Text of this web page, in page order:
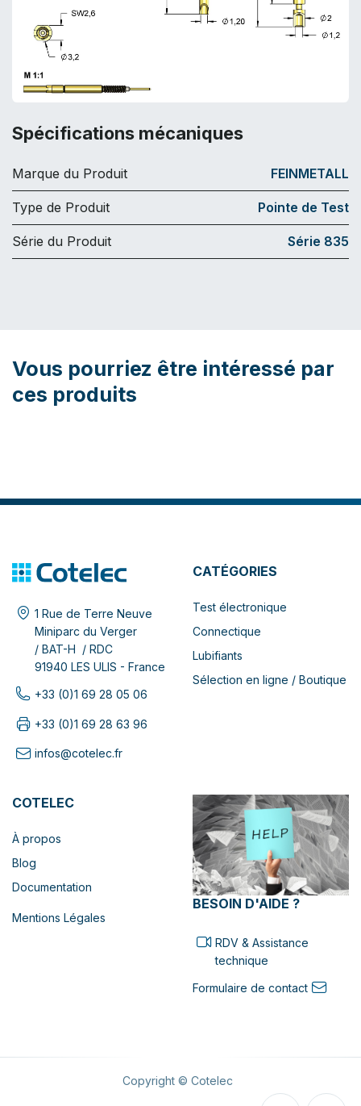
Spécifications mécaniques
Marque du Produit FEINMETALL
Type de Produit Pointe de Test
Série du Produit Série 835
Vous pourriez être intéressé par
ces produits
1 Rue de Terre Neuve
Miniparc du Verger
/ BAT-H / RDC
91940 LES ULIS - France
+33 (0)1 69 28 05 06
+33 (0)1 69 28 63 96
infos@cotelec.fr
CATÉGORIES
Test électronique
Connectique
Lubifiants
Sélection en ligne / Boutique
COTELEC
À propos
Blog
Documentation
Mentions Légales
BESOIN D'AIDE ?
RDV & Assistance
technique
Formulaire de contact
Copyright © Cotelec